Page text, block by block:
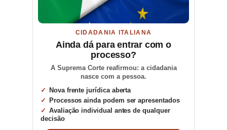
CIDADANIA ITALIANA
Ainda dá para entrar com o
processo?
A Suprema Corte reafirmou: a cidadania
nasce com a pessoa.
Nova frente jurídica aberta
Processos ainda podem ser apresentados
Avaliação individual antes de qualquer
decisão